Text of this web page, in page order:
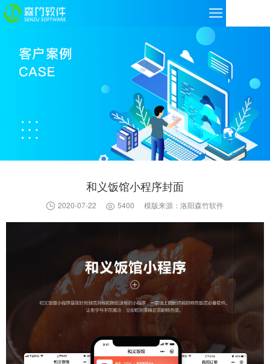
和义饭馆小程序封面
2020-07-22 5400 模版来源：洛阳森竹软件